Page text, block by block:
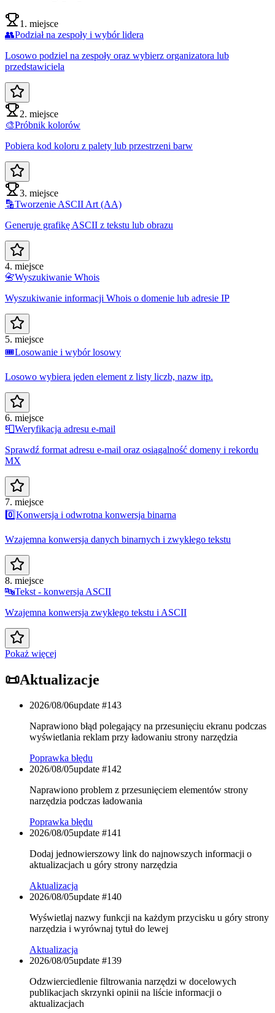
1. miejsce
👥Podział na zespoły i wybór lidera
Losowo podziel na zespoły oraz wybierz organizatora lub
przedstawiciela
2. miejsce
🎨Próbnik kolorów
Pobiera kod koloru z palety lub przestrzeni barw
3. miejsce
🔡Tworzenie ASCII Art (AA)
Generuje grafikę ASCII z tekstu lub obrazu
4. miejsce
📇Wyszukiwanie Whois
Wyszukiwanie informacji Whois o domenie lub adresie IP
5. miejsce
🎟️Losowanie i wybór losowy
Losowo wybiera jeden element z listy liczb, nazw itp.
6. miejsce
📮Weryfikacja adresu e-mail
Sprawdź format adresu e-mail oraz osiągalność domeny i rekordu
MX
7. miejsce
0️⃣Konwersja i odwrotna konwersja binarna
Wzajemna konwersja danych binarnych i zwykłego tekstu
8. miejsce
🔤Tekst - konwersja ASCII
Wzajemna konwersja zwykłego tekstu i ASCII
Pokaż więcej
📜Aktualizacje
2026/08/06update #143
Naprawiono błąd polegający na przesunięciu ekranu podczas
wyświetlania reklam przy ładowaniu strony narzędzia
Poprawka błędu
2026/08/05update #142
Naprawiono problem z przesunięciem elementów strony
narzędzia podczas ładowania
Poprawka błędu
2026/08/05update #141
Dodaj jednowierszowy link do najnowszych informacji o
aktualizacjach u góry strony narzędzia
Aktualizacja
2026/08/05update #140
Wyświetlaj nazwy funkcji na każdym przycisku u góry strony
narzędzia i wyrównaj tytuł do lewej
Aktualizacja
2026/08/05update #139
Odzwierciedlenie filtrowania narzędzi w docelowych
publikacjach skrzynki opinii na liście informacji o
aktualizacjach